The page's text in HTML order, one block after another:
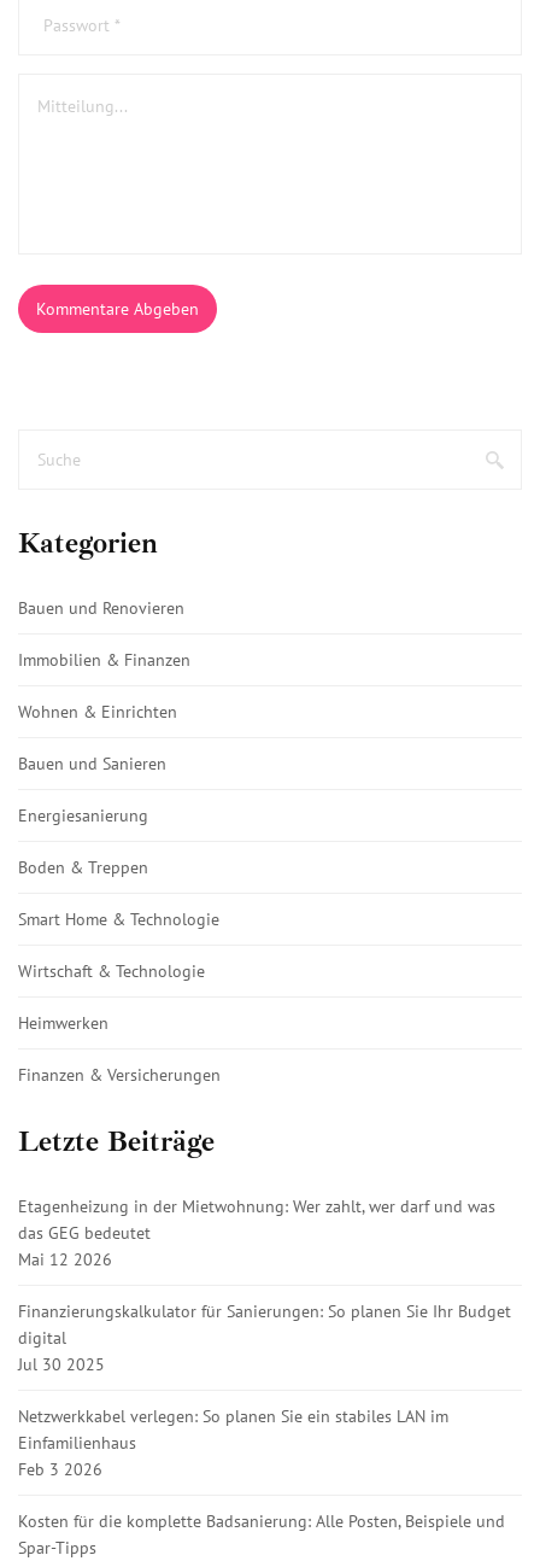
Kommentare Abgeben
Kategorien
Bauen und Renovieren
Immobilien & Finanzen
Wohnen & Einrichten
Bauen und Sanieren
Energiesanierung
Boden & Treppen
Smart Home & Technologie
Wirtschaft & Technologie
Heimwerken
Finanzen & Versicherungen
Letzte Beiträge
Etagenheizung in der Mietwohnung: Wer zahlt, wer darf und was
das GEG bedeutet
Mai 12 2026
Finanzierungskalkulator für Sanierungen: So planen Sie Ihr Budget
digital
Jul 30 2025
Netzwerkkabel verlegen: So planen Sie ein stabiles LAN im
Einfamilienhaus
Feb 3 2026
Kosten für die komplette Badsanierung: Alle Posten, Beispiele und
Spar-Tipps